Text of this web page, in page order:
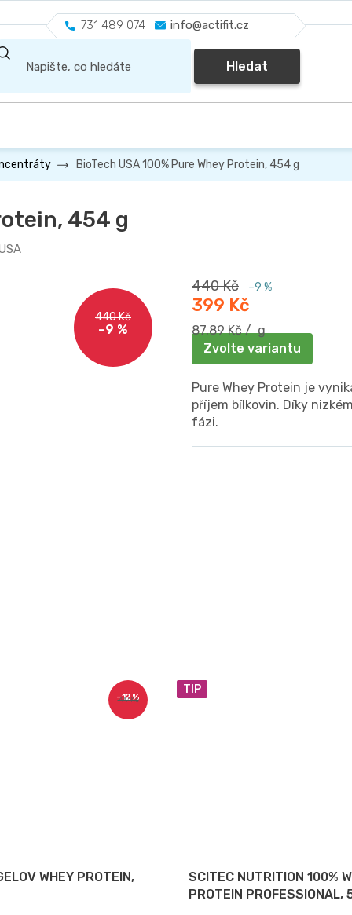
731 489 074 info@actifit.cz
Hledat
BioTech USA 100% Pure Whey Protein, 454 g
454 g
440 Kč
–9 %
440 Kč –9 %
399 Kč
Měrná
cena:
87,89 Kč / g
Zvolte variantu
Pure Whey Protein je
příjem bílkovin. Díky
fázi.
799 Kč
–12 %
WHEY PROTEIN,
TIP
SCITEC NUTRITION 100%
PROTEIN PROFESSIONAL,